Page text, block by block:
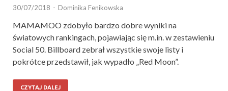
30/07/2018 - Dominika Fenikowska
MAMAMOO zdobyło bardzo dobre wyniki na
światowych rankingach, pojawiając się m.in. w zestawieniu
Social 50. Billboard zebrał wszystkie swoje listy i
pokrótce przedstawił, jak wypadło „Red Moon”.
CZYTAJ DALEJ